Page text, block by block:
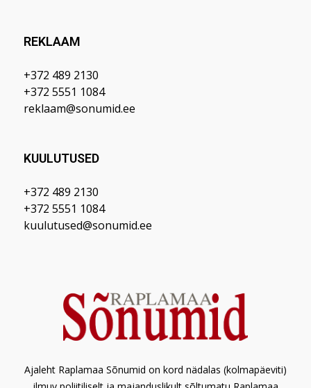
REKLAAM
+372 489 2130
+372 5551 1084
reklaam@sonumid.ee
KUULUTUSED
+372 489 2130
+372 5551 1084
kuulutused@sonumid.ee
Ajaleht Raplamaa Sõnumid on kord nädalas (kolmapäeviti)